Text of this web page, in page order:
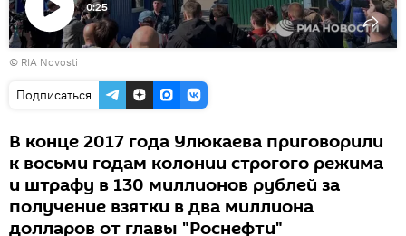
Воспроизвести
видео
0:25
© RIA Novosti
Подписаться
В конце 2017 года Улюкаева приговорили
к восьми годам колонии строгого режима
и штрафу в 130 миллионов рублей за
получение взятки в два миллиона
долларов от главы "Роснефти"